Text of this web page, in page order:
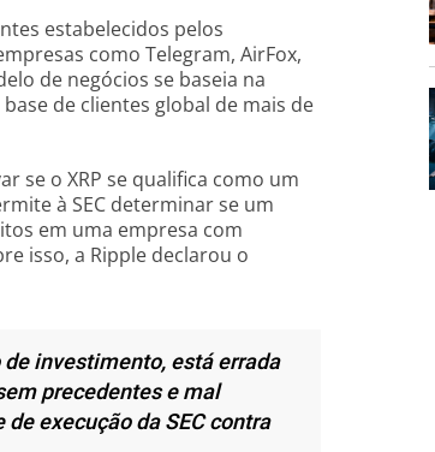
estabelecidos pelos
como Telegram, AirFox,
de negócios se baseia na
de clientes global de mais de
se o XRP se qualifica como um
à SEC determinar se um
em uma empresa com
isso, a Ripple declarou o
de investimento, está errada
precedentes e mal
execução da SEC contra